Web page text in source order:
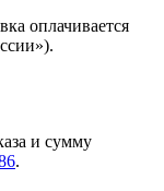
оплачивается
и сумму
.